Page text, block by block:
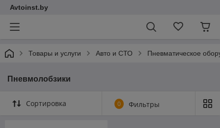
Avtoinst.by
Товары и услуги Авто и СТО Пневматическое
Пневмолобзики
Сортировка 0 Фильтры